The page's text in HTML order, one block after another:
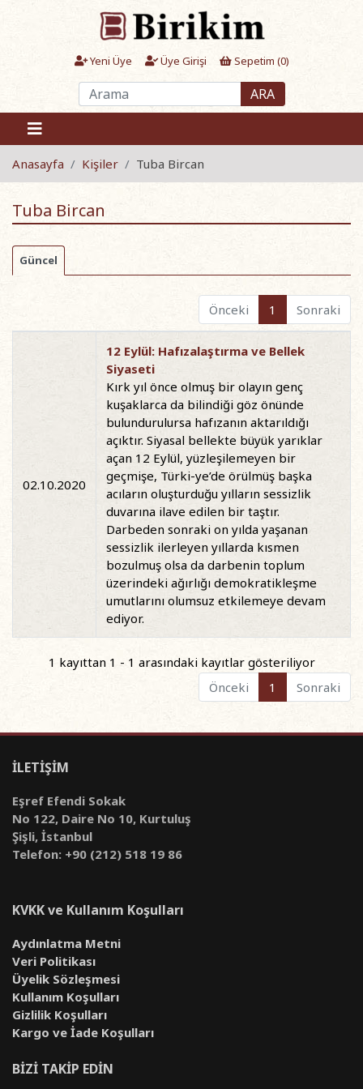
Yeni Üye Üye Girişi Sepetim (0)
ARA
Anasayfa Kişiler Tuba Bircan
Tuba Bircan
Güncel
Önceki 1 Sonraki
02.10.2020
12 Eylül: Hafızalaştırma ve Bellek
Siyaseti
Kırk yıl önce olmuş bir olayın genç
kuşaklarca da bilindiği göz önünde
bulundurulursa hafızanın aktarıldığı
açıktır. Siyasal bellekte büyük yarıklar
açan 12 Eylül, yüzleşilemeyen bir
geçmişe, Türki-ye’de örülmüş başka
acıların oluşturduğu yılların sessizlik
duvarına ilave edilen bir taştır.
Darbeden sonraki on yılda yaşanan
sessizlik ilerleyen yıllarda kısmen
bozulmuş olsa da darbenin toplum
üzerindeki ağırlığı demokratikleşme
umutlarını olumsuz etkilemeye devam
ediyor.
1 kayıttan 1 - 1 arasındaki kayıtlar gösteriliyor
Önceki
1 Sonraki
İLETİŞİM
Eşref Efendi Sokak
No 122, Daire No 10, Kurtuluş
Şişli, İstanbul
Telefon: +90 (212) 518 19 86
KVKK ve Kullanım Koşulları
Aydınlatma Metni
Veri Politikası
Üyelik Sözleşmesi
Kullanım Koşulları
Gizlilik Koşulları
Kargo ve İade Koşulları
BİZİ TAKİP EDİN